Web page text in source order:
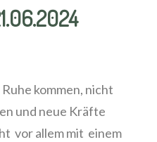
kommen, nicht
und neue Kräfte
vor allem mit einem